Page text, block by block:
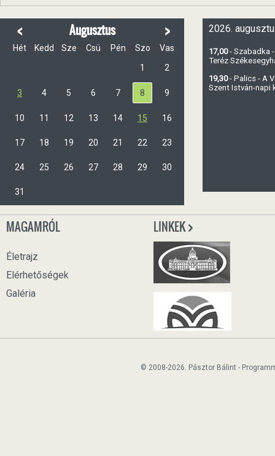
< Augusztus >
Hét Kedd Sze Csü Pén Szo
Vas
1
2
3 4 5 6 7 8 9
10 11 12 13 14 15 16
17 18 19 20 21 22 23
24 25 26 27 28 29 30
31
2026.
17,00- Szabadka
Teréz
19,30- Palics - A
Szent István-napi
MAGAMRÓL
Életrajz
Elérhetőségek
Galéria
LINKEK
© 2008-2026. Pásztor Bálint -